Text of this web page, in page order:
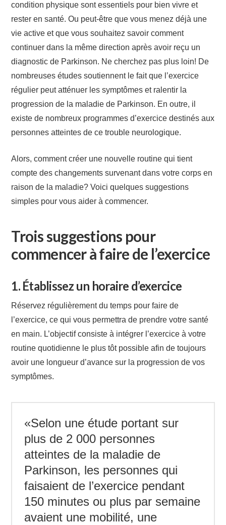
condition physique sont essentiels pour bien vivre et
rester en santé. Ou peut-être que vous menez déjà une
vie active et que vous souhaitez savoir comment
continuer dans la même direction après avoir reçu un
diagnostic de Parkinson. Ne cherchez pas plus loin! De
nombreuses études soutiennent le fait que l’exercice
régulier peut atténuer les symptômes et ralentir la
progression de la maladie de Parkinson. En outre, il
existe de nombreux programmes d’exercice destinés aux
personnes atteintes de ce trouble neurologique.
Alors, comment créer une nouvelle routine qui tient
compte des changements survenant dans votre corps en
raison de la maladie? Voici quelques suggestions
simples pour vous aider à commencer.
Trois suggestions pour
commencer à faire de l’exercice
1. Établissez un horaire d’exercice
Réservez régulièrement du temps pour faire de
l’exercice, ce qui vous permettra de prendre votre santé
en main. L’objectif consiste à intégrer l’exercice à votre
routine quotidienne le plus tôt possible afin de toujours
avoir une longueur d’avance sur la progression de vos
symptômes.
«Selon une étude portant sur
plus de 2 000 personnes
atteintes de la maladie de
Parkinson, les personnes qui
faisaient de l’exercice pendant
150 minutes ou plus par semaine
avaient une mobilité, une